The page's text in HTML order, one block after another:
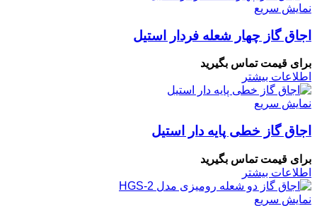
نمایش سریع
اجاق گاز چهار شعله فردار استیل
برای قیمت تماس بگیرید
اطلاعات بیشتر
نمایش سریع
اجاق گاز خطی پایه دار استیل
برای قیمت تماس بگیرید
اطلاعات بیشتر
نمایش سریع